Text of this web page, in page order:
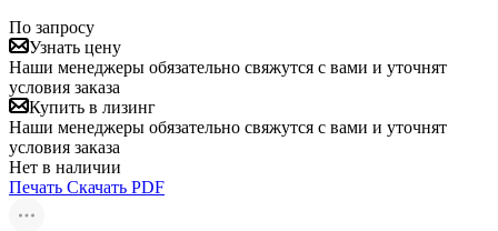
По запросу
Узнать цену
Наши менеджеры обязательно свяжутся с вами и уточнят
условия заказа
Купить в лизинг
Наши менеджеры обязательно свяжутся с вами и уточнят
условия заказа
Нет в наличии
Печать Скачать PDF